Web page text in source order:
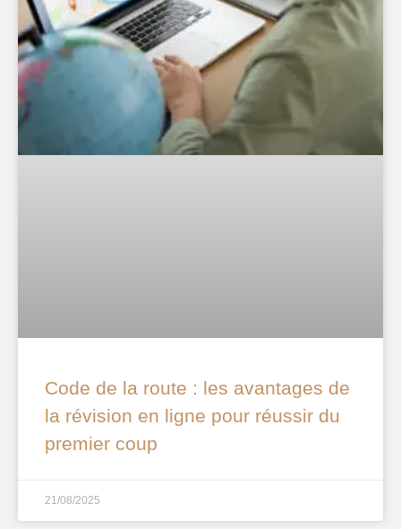
Code de la route : les avantages de
la révision en ligne pour réussir du
premier coup
21/08/2025